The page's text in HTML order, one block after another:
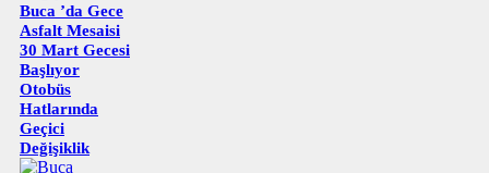
Buca ’da Gece
Asfalt Mesaisi
30 Mart Gecesi
Başlıyor
Otobüs
Hatlarında
Geçici
Değişiklik